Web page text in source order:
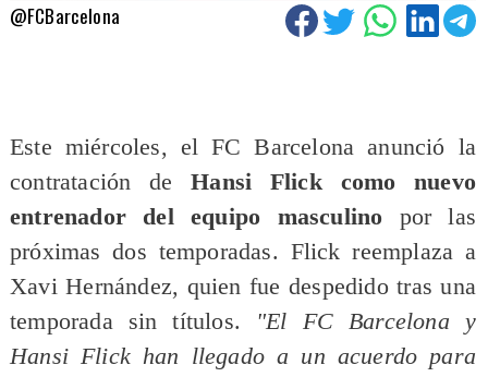
@FCBarcelona
Este miércoles, el FC Barcelona anunció la
contratación deHansi Flick como nuevo
entrenador del equipo masculino por las
próximas dos temporadas. Flick reemplaza a
Xavi Hernández, quien fue despedido tras una
temporada sin títulos. "El FC Barcelona y
Hansi Flick han llegado a un acuerdo para